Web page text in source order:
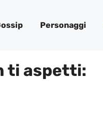
Personaggi
ti aspetti: